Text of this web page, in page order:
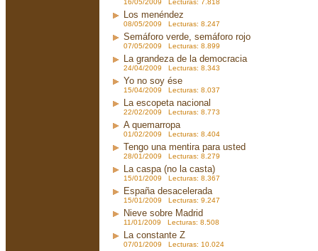
16/05/2009 Lecturas: 7.818
Los menéndez
08/05/2009 Lecturas: 8.247
Semáforo verde, semáforo rojo
07/05/2009 Lecturas: 8.899
La grandeza de la democracia
24/04/2009 Lecturas: 8.343
Yo no soy ése
15/04/2009 Lecturas: 8.037
La escopeta nacional
22/02/2009 Lecturas: 8.773
A quemarropa
01/02/2009 Lecturas: 8.404
Tengo una mentira para usted
28/01/2009 Lecturas: 8.279
La caspa (no la casta)
15/01/2009 Lecturas: 8.367
España desacelerada
15/01/2009 Lecturas: 9.247
Nieve sobre Madrid
11/01/2009 Lecturas: 8.508
La constante Z
07/01/2009 Lecturas: 10.024